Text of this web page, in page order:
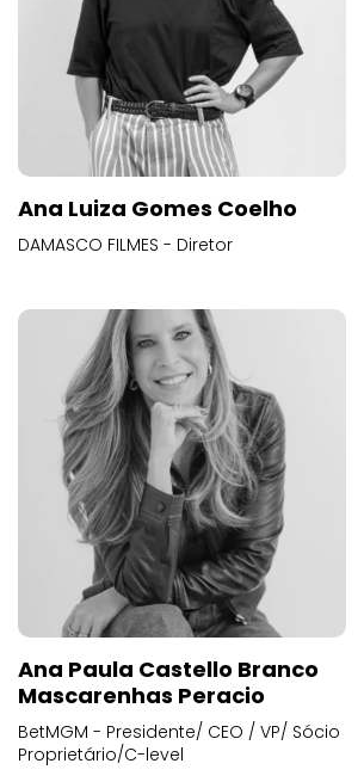
Ana Luiza Gomes Coelho
DAMASCO FILMES - Diretor
Ana Paula Castello Branco
Mascarenhas Peracio
BetMGM - Presidente/ CEO / VP/ Sócio
Proprietário/C-level